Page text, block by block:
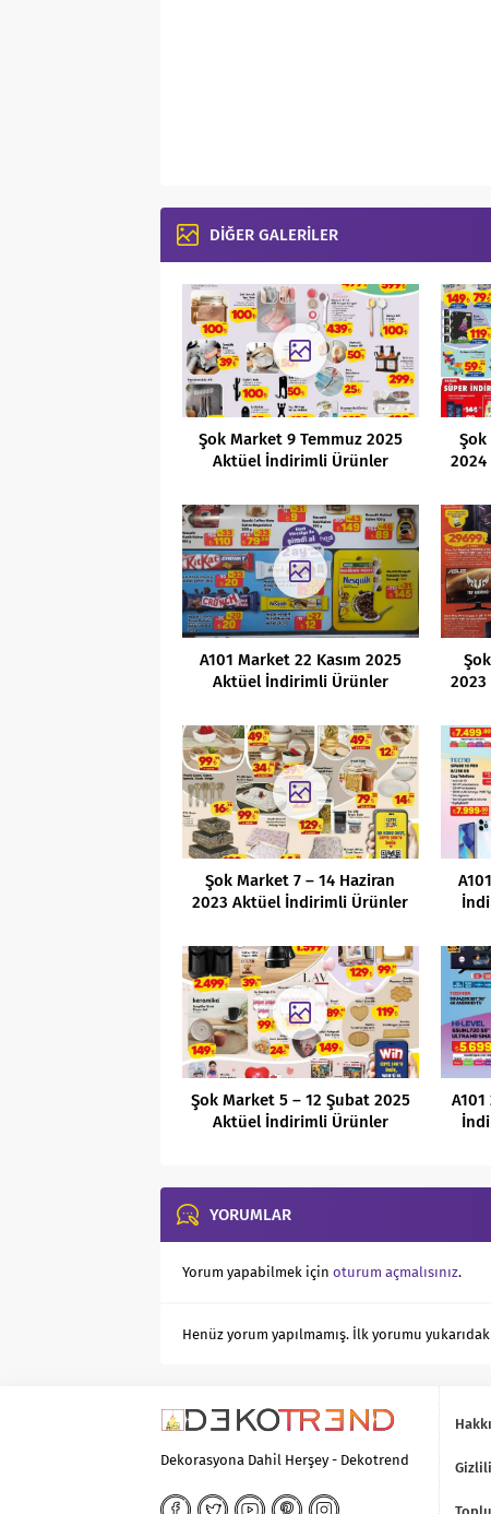
DİĞER GALERİLER
Şok Market 9 Temmuz 2025
Aktüel İndirimli Ürünler
A101 Market 22 Kasım 2025
Aktüel İndirimli Ürünler
Şok Market 7 – 14 Haziran
2023 Aktüel İndirimli Ürünler
Şok Market 5 – 12 Şubat 2025
Aktüel İndirimli Ürünler
YORUMLAR
Yorum yapabilmek için oturum açmalısınız.
Henüz yorum yapılmamış. İlk yorumu
Dekorasyona Dahil Herşey - Dekotrend